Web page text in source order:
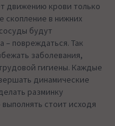
движению крови только
скопление в нижних
будут
– повреждаться. Так
заболевания,
гигиены. Каждые
динамические
разминку
стоит исходя